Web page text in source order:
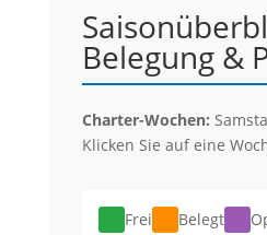
Belegung &
Charter-Wochen:
Klicken Sie auf eine
Frei Belegt